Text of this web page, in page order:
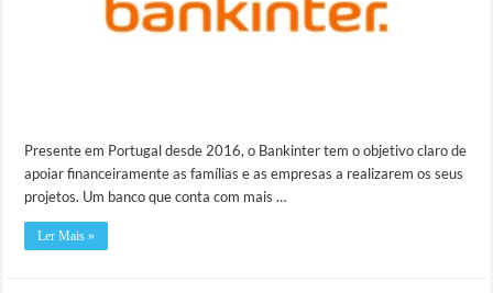
Presente em Portugal desde 2016, o Bankinter tem o objetivo claro de
apoiar financeiramente as famílias e as empresas a realizarem os seus
projetos. Um banco que conta com mais …
Ler Mais »